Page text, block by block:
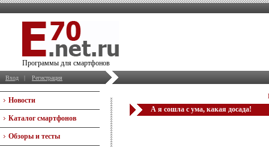
Программы для смартфонов
Вход | Регистрация
Новости
Каталог смартфонов
Обзоры и тесты
А я сошла с ума, какая досада!